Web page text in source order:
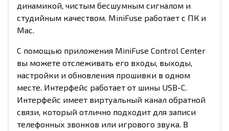
динамикой, чистым бесшумным сигналом и
студийным качеством. MiniFuse работает с ПК и
Mac.
С помощью приложения MiniFuse Control Center
вы можете отслеживать его входы, выходы,
настройки и обновления прошивки в одном
месте. Интерфейс работает от шины USB-C.
Интерфейс имеет виртуальный канал обратной
связи, который отлично подходит для записи
телефонных звонков или игрового звука. В